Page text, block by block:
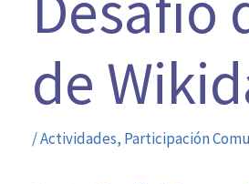
de
/Actividades, Participación